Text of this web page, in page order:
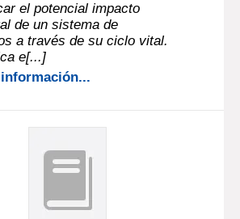
el potencial impacto
de un sistema de
a través de su ciclo vital.
e[...]